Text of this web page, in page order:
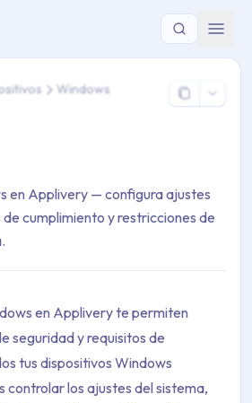
de Dispositivos > Windows >
Windows
en Applivery — configura ajustes
cumplimiento y restricciones de
en Applivery te permiten
seguridad y requisitos de
tus dispositivos Windows
controlar los ajustes del sistema,